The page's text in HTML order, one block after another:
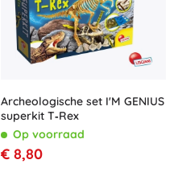
Archeologische set I'M GENIUS
superkit T‑Rex
Op voorraad
€ 8,80